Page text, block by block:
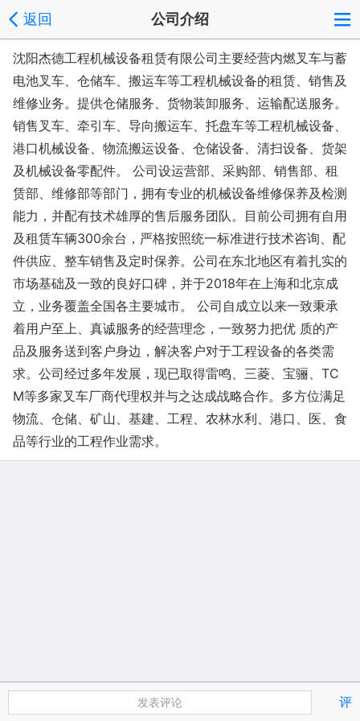
返回 公司介绍
沈阳杰德工程机械设备租赁有限公司主要经营内燃叉车与蓄
电池叉车、仓储车、搬运车等工程机械设备的租赁、销售及
维修业务。提供仓储服务、货物装卸服务、运输配送服务。
销售叉车、牵引车、导向搬运车、托盘车等工程机械设备、
港口机械设备、物流搬运设备、仓储设备、清扫设备、货架
及机械设备零配件。 公司设运营部、采购部、销售部、租
赁部、维修部等部门，拥有专业的机械设备维修保养及检测
能力，并配有技术雄厚的售后服务团队。目前公司拥有自用
及租赁车辆300余台，严格按照统一标准进行技术咨询、配
件供应、整车销售及定时保养。公司在东北地区有着扎实的
市场基础及一致的良好口碑，并于2018年在上海和北京成
立，业务覆盖全国各主要城市。 公司自成立以来一致秉承
着用户至上、真诚服务的经营理念，一致努力把优 质的产
品及服务送到客户身边，解决客户对于工程设备的各类需
求。公司经过多年发展，现已取得雷鸣、三菱、宝骊、TC
M等多家叉车厂商代理权并与之达成战略合作。多方位满足
物流、仓储、矿山、基建、工程、农林水利、港口、医、食
品等行业的工程作业需求。
发表评论 评